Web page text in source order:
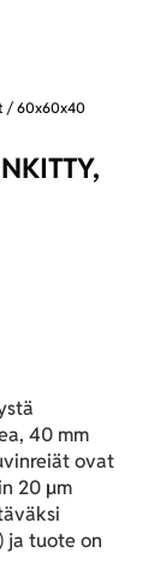
/ 60x60x40
40 mm
ovat
20 µm
ja tuote on